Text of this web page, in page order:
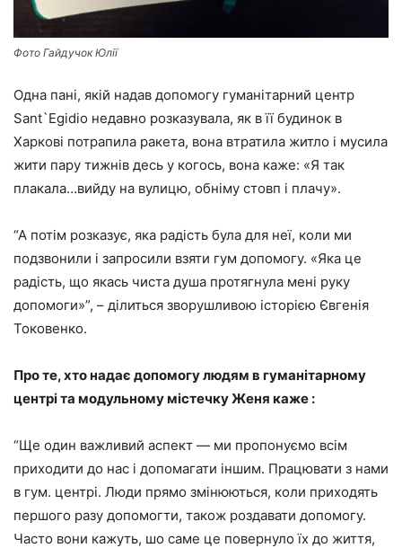
Фото Гайдучок Юлії
Одна пані, якій надав допомогу гуманітарний центр
Sant`Egidio недавно розказувала, як в її будинок в
Харкові потрапила ракета, вона втратила житло і мусила
жити пару тижнів десь у когось, вона каже: «Я так
плакала…вийду на вулицю, обніму стовп і плачу».
“А потім розказує, яка радість була для неї, коли ми
подзвонили і запросили взяти гум допомогу. «Яка це
радість, що якась чиста душа протягнула мені руку
допомоги»”, – ділиться зворушливою історією Євгенія
Токовенко.
Про те, хто надає допомогу людям в гуманітарному
центрі та модульному містечку Женя каже :
“Ще один важливий аспект — ми пропонуємо всім
приходити до нас і допомагати іншим. Працювати з нами
в гум. центрі. Люди прямо змінюються, коли приходять
першого разу допомогти, також роздавати допомогу.
Часто вони кажуть, шо саме це повернуло їх до життя,